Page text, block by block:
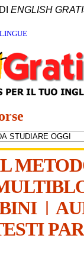
ENGLISH
|